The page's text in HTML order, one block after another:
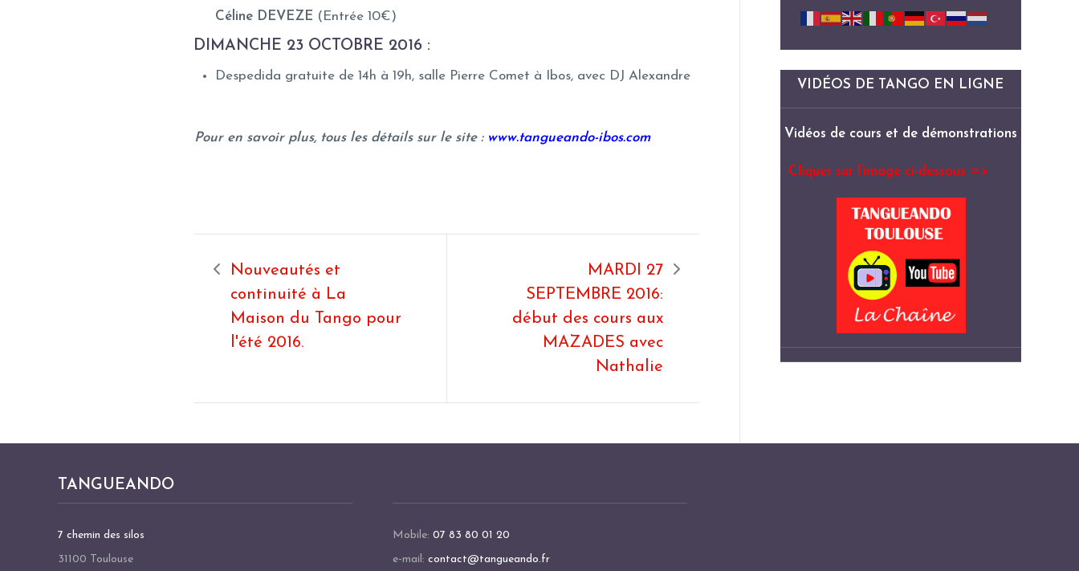
Céline DEVEZE (Entrée 10€)
DIMANCHE 23 OCTOBRE 2016 :
Despedida gratuite de 14h à 19h, salle Pierre Comet à Ibos, avec DJ Alexandre
Pour en savoir plus, tous les détails sur le site : www.tangueando-ibos.com
Nouveautés et
continuité à La
Maison du Tango pour
l'été 2016.
MARDI 27
SEPTEMBRE 2016:
début des cours aux
MAZADES avec
Nathalie
VIDÉOS DE TANGO EN LIGNE
Vidéos de cours et de démonstrations
Cliquer sur l’image ci-dessous =>
TANGUEANDO
7 chemin des silos
31100 Toulouse
Mobile: 07 83 80 01 20
e-mail: contact@tangueando.fr